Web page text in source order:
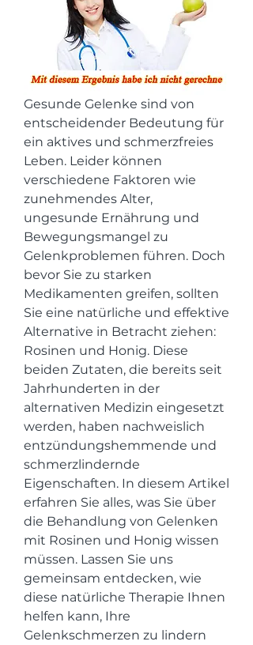
Gesunde Gelenke sind von
entscheidender Bedeutung für
ein aktives und schmerzfreies
Leben. Leider können
verschiedene Faktoren wie
zunehmendes Alter,
ungesunde Ernährung und
Bewegungsmangel zu
Gelenkproblemen führen. Doch
bevor Sie zu starken
Medikamenten greifen, sollten
Sie eine natürliche und effektive
Alternative in Betracht ziehen:
Rosinen und Honig. Diese
beiden Zutaten, die bereits seit
Jahrhunderten in der
alternativen Medizin eingesetzt
werden, haben nachweislich
entzündungshemmende und
schmerzlindernde
Eigenschaften. In diesem Artikel
erfahren Sie alles, was Sie über
die Behandlung von Gelenken
mit Rosinen und Honig wissen
müssen. Lassen Sie uns
gemeinsam entdecken, wie
diese natürliche Therapie Ihnen
helfen kann, Ihre
Gelenkschmerzen zu lindern